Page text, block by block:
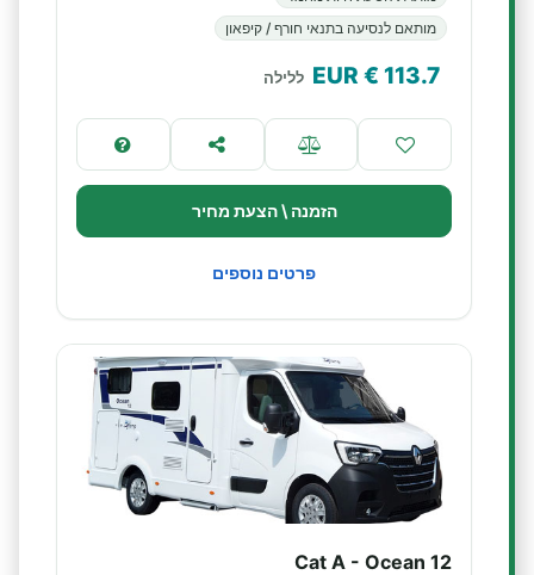
מותאם לנסיעה בתנאי חורף / קיפאון
113.7
€ EUR ללילה
הזמנה \ הצעת מחיר
פרטים נוספים
Cat A - Ocean 12